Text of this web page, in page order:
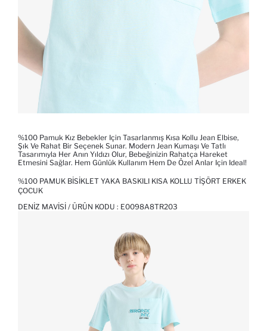
%100 Pamuk Kız Bebekler Için Tasarlanmış Kısa Kollu Jean Elbise,
Şık Ve Rahat Bir Seçenek Sunar. Modern Jean Kumaşı Ve Tatlı
Tasarımıyla Her Anın Yıldızı Olur, Bebeğinizin Rahatça Hareket
Etmesini Sağlar. Hem Günlük Kullanım Hem De Özel Anlar Için Ideal!
%100 PAMUK BISIKLET YAKA BASKILI KISA KOLLU TIŞÖRT ERKEK
ÇOCUK
DENIZ MAVISI / ÜRÜN KODU : E0098A8TR203